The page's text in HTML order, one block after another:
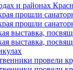
и районах
прошли
прошли
выставка,
выставка,
провели